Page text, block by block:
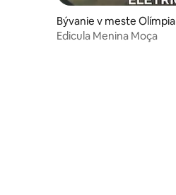
Bývanie v meste Olímpia
Edicula Menina Moça